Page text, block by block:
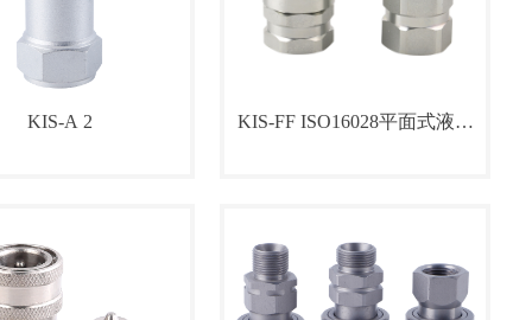
KIS-A 2
KIS-FF ISO16028平面式液压